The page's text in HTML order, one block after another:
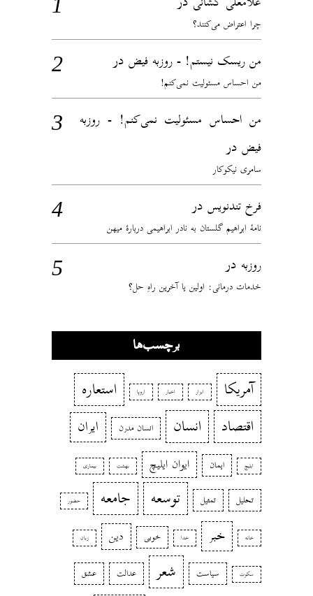
چرا اعتراض می‌کنند؟
من ریسک نیستم! - روزبه فیض در
من احساس مسئولیت نمی‌کنم!
من احساس مسئولیت نمی‌کنم! - روزبه
فیض در
سامری نیکوکار
فرخ تندنویس در
نامهٔ ابراهیم گلستان به نادر ابراهیمی دربارهٔ میهن
روزبه در
خدمات درمانی: اولین یا آخرین راهِ حل؟
برچسب‌ها
آمریکا ابزار اخبار اروپا
استعاره
اقتصاد
انسان انسان مدرن ایران
ایلیچ ایمان ایوان ایلیچ بهشت بیماری
تحلیل تمثیل توسعه جامعه حضور
خانه خبر خدا خوبی دین زبان
سکوت سیاست شعر عدالت عشق